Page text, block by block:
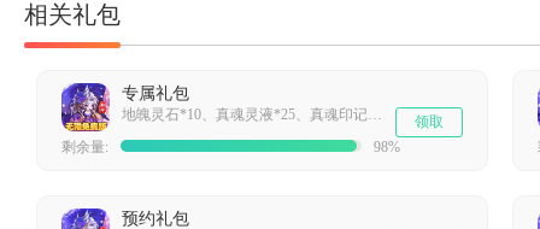
相关礼包
专属礼包
地魄灵石*10、真魂灵液*25、真魂印记*50、真魂月亮精华*100
剩余量:
98%
领取
预约礼包